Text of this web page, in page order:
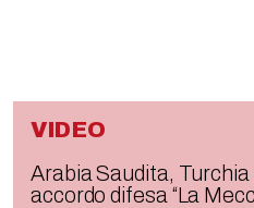
VIDEO
Arabia Saudita,
accordo difesa “La